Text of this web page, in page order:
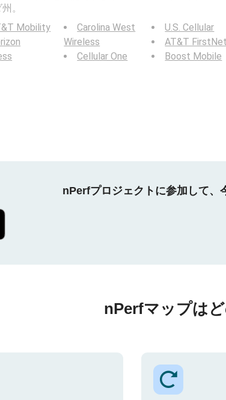
。
Mobility
Carolina West
Wireless
Cellular One
U.S. Cellular
AT&T FirstNet
Boost Mobile
nPerfプロジェクトに参加して、
nPerfマップは